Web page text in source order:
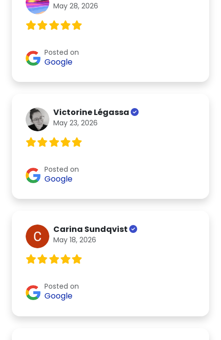
May 28, 2026
Posted on
Google
Victorine Légassa
May 23, 2026
Posted on
Google
Carina Sundqvist
May 18, 2026
Posted on
Google